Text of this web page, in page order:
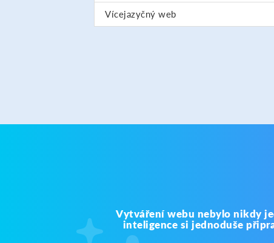
Vícejazyčný web
Vytváření webu nebylo nikdy
inteligence si jednoduše